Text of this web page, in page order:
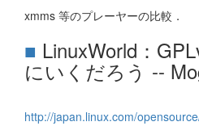
xmms 等のプレーヤーの比較．
■ LinuxWorld：
にいくだろう --
http://japan.linux.com/